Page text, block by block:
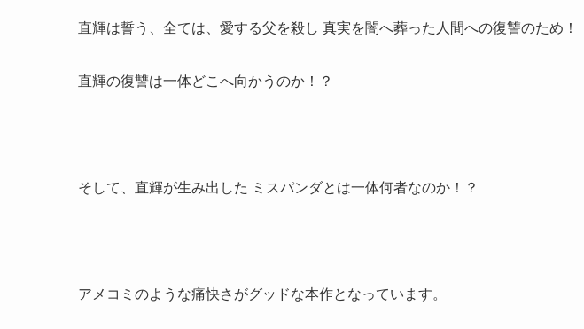
直輝は誓う、全ては、愛する父を殺し 真実を闇へ葬った人間への復讐のため！
直輝の復讐は一体どこへ向かうのか！？
そして、直輝が生み出した ミスパンダとは一体何者なのか！？
アメコミのような痛快さがグッドな本作となっています。